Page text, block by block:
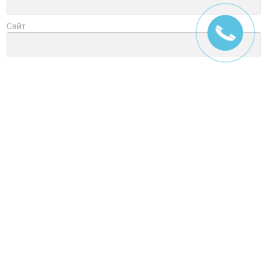
Сайт